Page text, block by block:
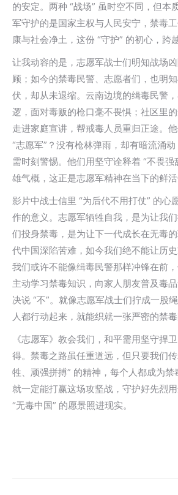
的安定。两种 “战场” 虽时空不同，但
军守护的是国家主权与人民安宁，禁毒
康与社会净土，这份 “守护” 的初心，跨
让我动容的是，志愿军战士们明知战场
顾；如今的禁毒民警、志愿者们，也明
伏，却从未退缩。云南边境的缉毒民警
逻，面对毒贩的枪口毫不畏惧；社区里
走进家庭宣讲，帮戒毒人员重归正途。
“志愿军”？没有枪林弹雨，却有暗流涌
需时刻警惕。他们用坚守诠释着 “不畏强
雄气概，这正是志愿军精神在当下的鲜活
影片中战士信里 “为后代不用打仗” 的心
作的意义。志愿军牺牲自我，是为让我
们投身禁毒，是为让下一代成长在无毒
代中国深陷苦难，如今我们绝不能让历
我们或许不能像缉毒民警那样冲锋在前
主动学习禁毒知识，向家人朋友普及毒
决说 “不”。就像志愿军战士们拧成一股
人都行动起来，就能织就一张严密的禁毒
《志愿军》教会我们，和平需用坚守捍
得。禁毒之路虽任重道远，但只要我们
牲、顽强拼搏” 的精神，每个人都成为禁
就一定能打赢这场攻坚战，守护好先烈
“无毒中国” 的愿景照进现实。